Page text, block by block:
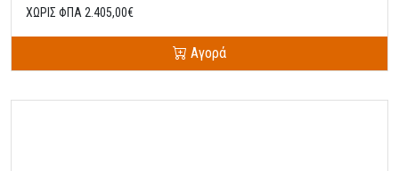
ΧΩΡΙΣ ΦΠΑ 2.405,00€
Αγορά